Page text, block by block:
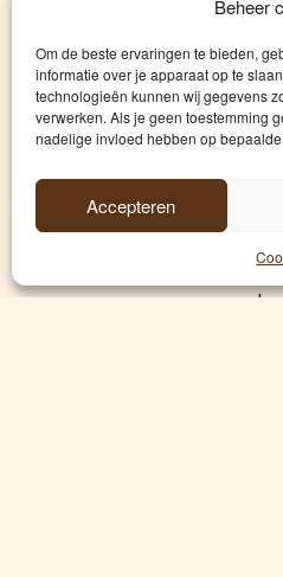
Beheer
Om de beste ervaringen te bieden,
informatie over je apparaat op te
technologieën kunnen wij gegevens
verwerken. Als je geen toestemming
nadelige invloed hebben op
Accepteren